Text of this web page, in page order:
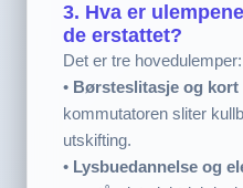
3. Hva er
de erstattet?
Det er tre hovedulemper:
• Børsteslitasje og kort
kommutatoren sliter
utskifting.
• Lysbuedannelse og